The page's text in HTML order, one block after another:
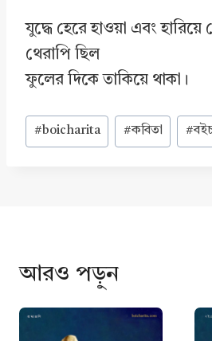
যুদ্ধে হেরে হাওয়া এবং হারিয়ে
থেরাপি ছিল
ফুলের দিকে তাকিয়ে থাকা।
Post
Tags:
#boicharita #কবিতা #
আরও পড়ুন